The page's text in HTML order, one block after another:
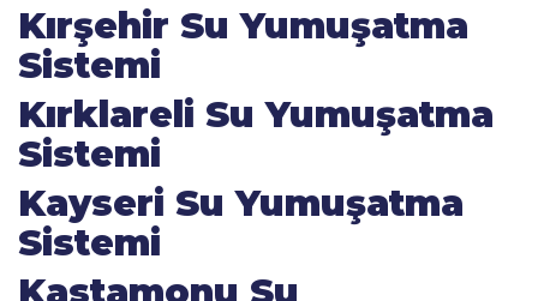
Kırşehir Su Yumuşatma
Sistemi
Kırklareli Su Yumuşatma
Sistemi
Kayseri Su Yumuşatma
Sistemi
Kastamonu Su